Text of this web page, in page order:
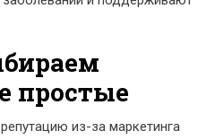
простые
из-за маркетинга